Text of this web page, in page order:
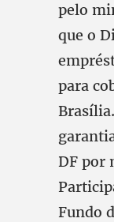
pelo
que o
para
DF por
Fundo